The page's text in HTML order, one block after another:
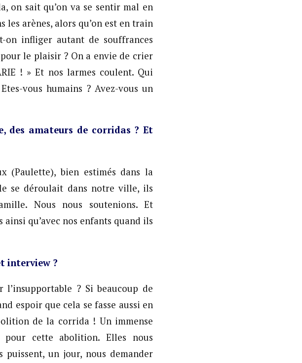
on sait qu’on va se sentir mal en
les arènes, alors qu’on est en train
on infliger autant de souffrances
le plaisir ? On a envie de crier
! » Et nos larmes coulent. Qui
vous humains ? Avez-vous un
des amateurs de corridas ? Et
(Paulette), bien estimés dans la
se déroulait dans notre ville, ils
Nous nous soutenions. Et
qu’avec nos enfants quand ils
interview ?
? Si beaucoup de
espoir que cela se fasse aussi en
de la corrida ! Un immense
cette abolition. Elles nous
un jour, nous demander